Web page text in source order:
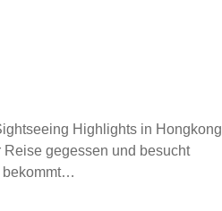
Highlights in Hongkong
gegessen und besucht
bekommt…